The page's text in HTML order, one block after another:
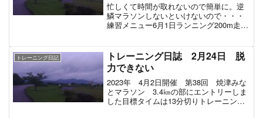
忙しくて時間が取れないので簡単に。逆
鱗マラソンしないといけないので・・・
練習メニュー6月1日ランニング200m走
回 5回 6回スクワッ...
トレーニング日記
トレーニング日誌 2月24日 脱
力できない
2023年 4月2日開催 第38回 焼津みな
とマラソン 3.4㎞の部にエントリーしま
した目標タイムは13分切りトレーニング